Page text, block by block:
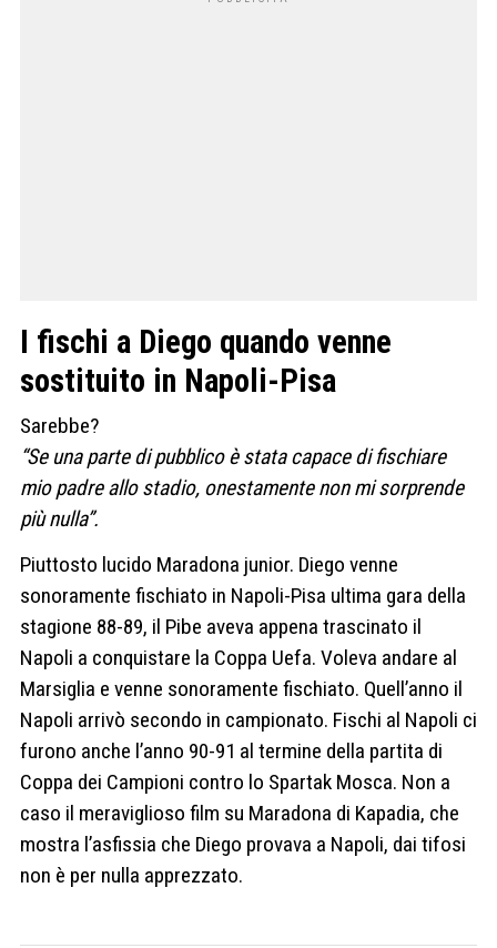
I fischi a Diego quando venne
sostituito in Napoli-Pisa
Sarebbe?
“Se una parte di pubblico è stata capace di fischiare
mio padre allo stadio, onestamente non mi sorprende
più nulla”.
Piuttosto lucido Maradona junior. Diego venne
sonoramente fischiato in Napoli-Pisa ultima gara della
stagione 88-89, il Pibe aveva appena trascinato il
Napoli a conquistare la Coppa Uefa. Voleva andare al
Marsiglia e venne sonoramente fischiato. Quell’anno il
Napoli arrivò secondo in campionato. Fischi al Napoli ci
furono anche l’anno 90-91 al termine della partita di
Coppa dei Campioni contro lo Spartak Mosca. Non a
caso il meraviglioso film su Maradona di Kapadia, che
mostra l’asfissia che Diego provava a Napoli, dai tifosi
non è per nulla apprezzato.